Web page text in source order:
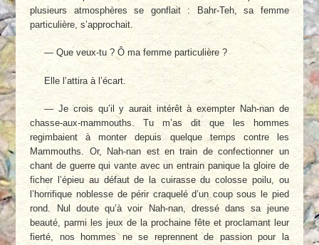
plusieurs atmosphères se gonflait : Bahr-Teh, sa femme
particulière, s’approchait.
— Que veux-tu ? Ô ma femme particulière ?
Elle l’attira à l’écart.
— Je crois qu’il y aurait intérêt à exempter Nah-nan de
chasse-aux-mammouths. Tu m’as dit que les hommes
regimbaient à monter depuis quelque temps contre les
Mammouths. Or, Nah-nan est en train de confectionner un
chant de guerre qui vante avec un entrain panique la gloire de
ficher l’épieu au défaut de la cuirasse du colosse poilu, ou
l’horrifique noblesse de périr craquelé d’un coup sous le pied
rond. Nul doute qu’à voir Nah-nan, dressé dans sa jeune
beauté, parmi les jeux de la prochaine fête et proclamant leur
fierté, nos hommes ne se reprennent de passion pour la